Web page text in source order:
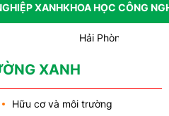
XANHKHOA HỌC CÔNG
Hải Phòng giao nhiệm vụ
Cảnh báo canh tác cần sa
XANH
Hữu cơ và môi trường